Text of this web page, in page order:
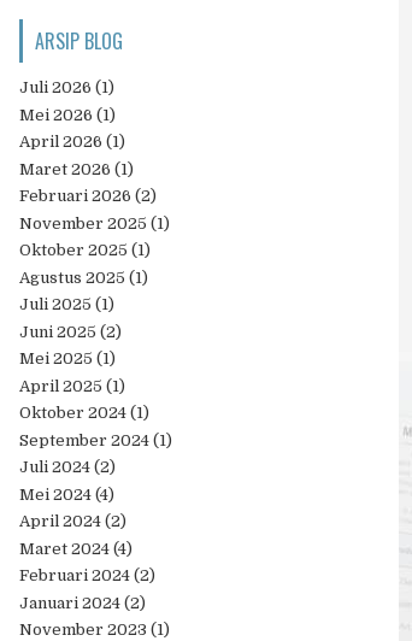
ARSIP BLOG
Juli 2026 (1)
Mei 2026 (1)
April 2026 (1)
Maret 2026 (1)
Februari 2026 (2)
November 2025 (1)
Oktober 2025 (1)
Agustus 2025 (1)
Juli 2025 (1)
Juni 2025 (2)
Mei 2025 (1)
April 2025 (1)
Oktober 2024 (1)
September 2024 (1)
Juli 2024 (2)
Mei 2024 (4)
April 2024 (2)
Maret 2024 (4)
Februari 2024 (2)
Januari 2024 (2)
November 2023 (1)